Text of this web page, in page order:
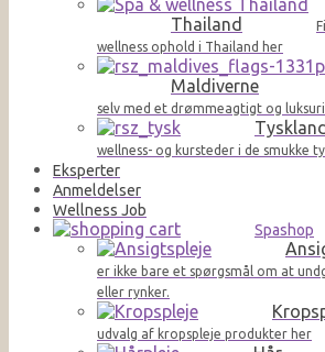
Thailand
wellness ophold i Thailand her
Maldiverne
selv med et drømmeagtigt og
Tyskland
wellness- og kursteder i de smukke
Eksperter
Anmeldelser
Wellness Job
Spashop
er ikke bare et spørgsmål om at
eller rynker.
udvalg af kropspleje produkter her